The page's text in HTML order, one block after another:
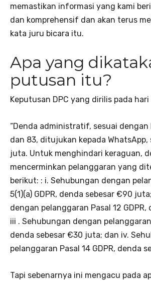
memastikan informasi yang kami
dan komprehensif dan akan terus
kata juru bicara itu.
Apa yang
putusan itu?
Keputusan DPC yang dirilis pada
“Denda administratif, sesuai dengan
dan 83, ditujukan kepada
juta. Untuk menghindari keraguan,
mencerminkan pelanggaran yang
berikut: : i. Sehubungan dengan
5(1)(a) GDPR, denda sebesar €90
dengan pelanggaran Pasal 12
iii . Sehubungan dengan pelanggaran
denda sebesar €30 juta; dan iv.
pelanggaran Pasal 14 GDPR, denda
Tapi sebenarnya ini mengacu pada